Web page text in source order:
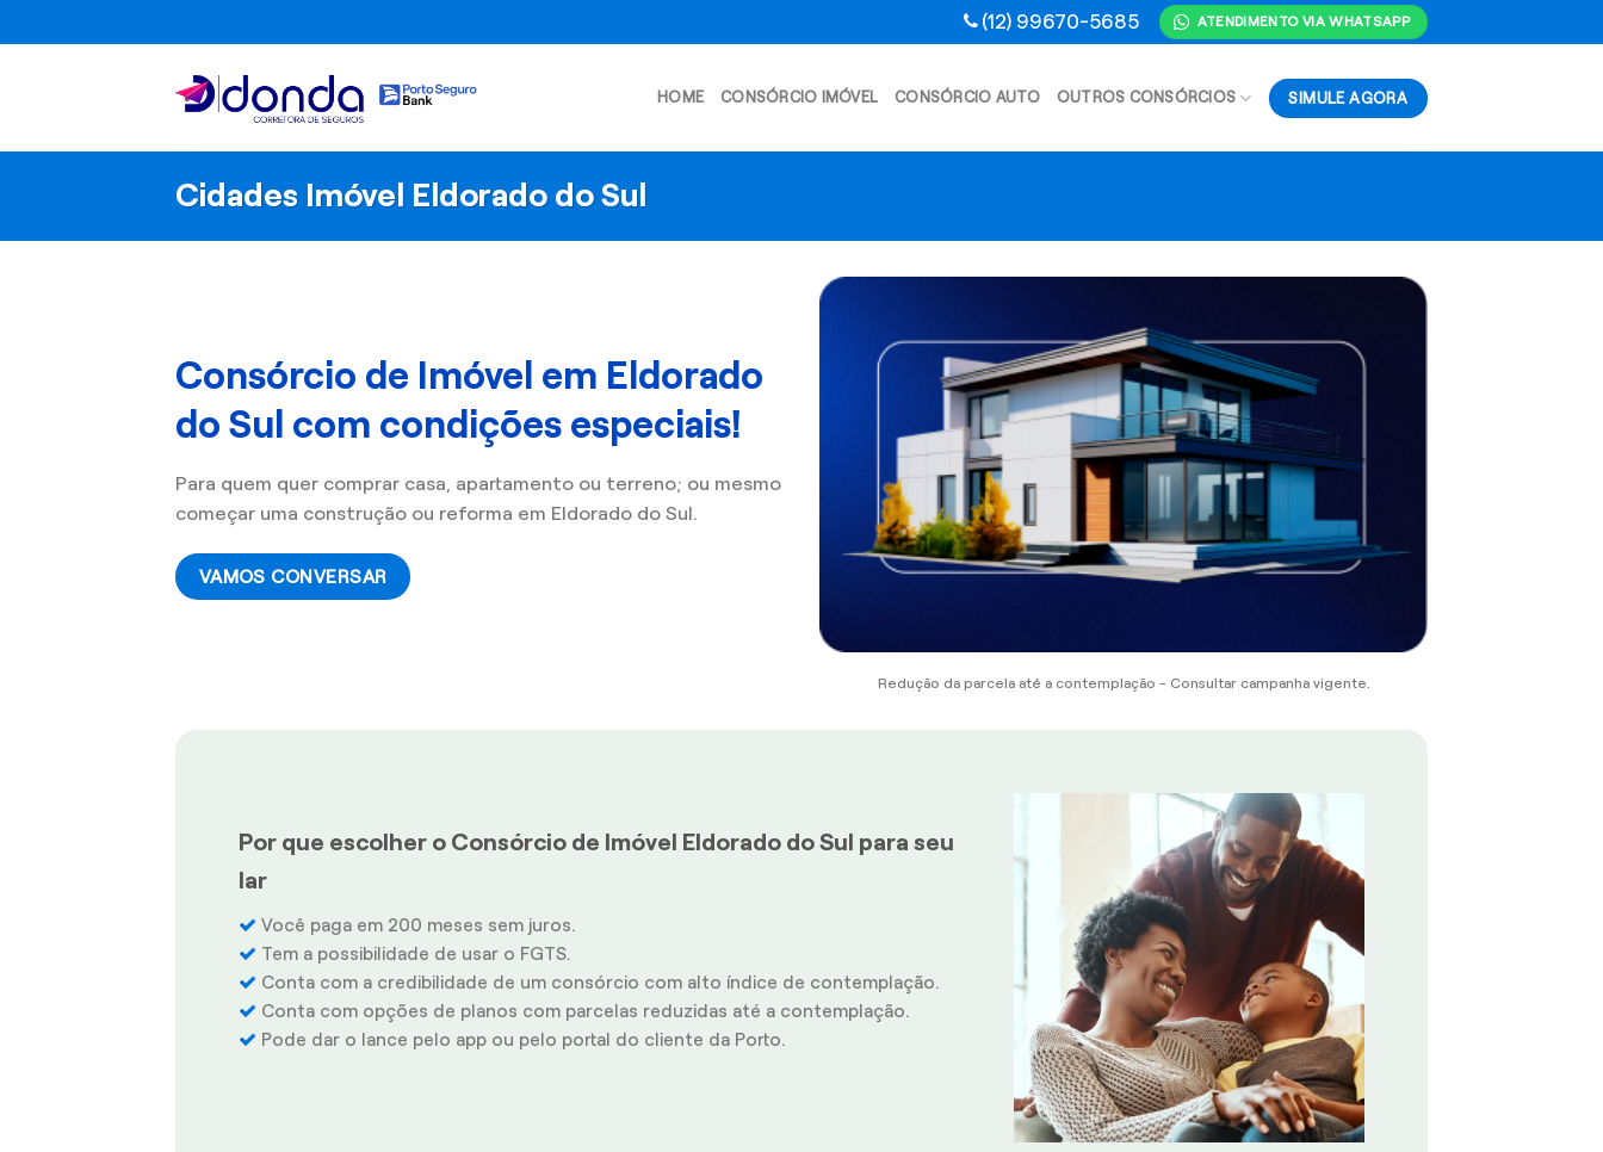
to
(12) 99670-5685 ATENDIMENTO VIA WHATSAPP
HOME CONSÓRCIO IMÓVEL CONSÓRCIO AUTO OUTROS CONSÓRCIOS SIMULE AGORA
Cidades Imóvel Eldorado do Sul
Consórcio de Imóvel em Eldorado
do Sul com condições especiais!
Para quem quer comprar casa, apartamento ou terreno; ou mesmo
começar uma construção ou reforma em Eldorado do Sul.
VAMOS CONVERSAR
Redução da parcela até a contemplação - Consultar campanha vigente.
Por que escolher o Consórcio de Imóvel Eldorado do Sul para seu
lar
Você paga em 200 meses sem juros.
Tem a possibilidade de usar o FGTS.
Conta com a credibilidade de um consórcio com alto índice de contemplação.
Conta com opções de planos com parcelas reduzidas até a contemplação.
Pode dar o lance pelo app ou pelo portal do cliente da Porto.